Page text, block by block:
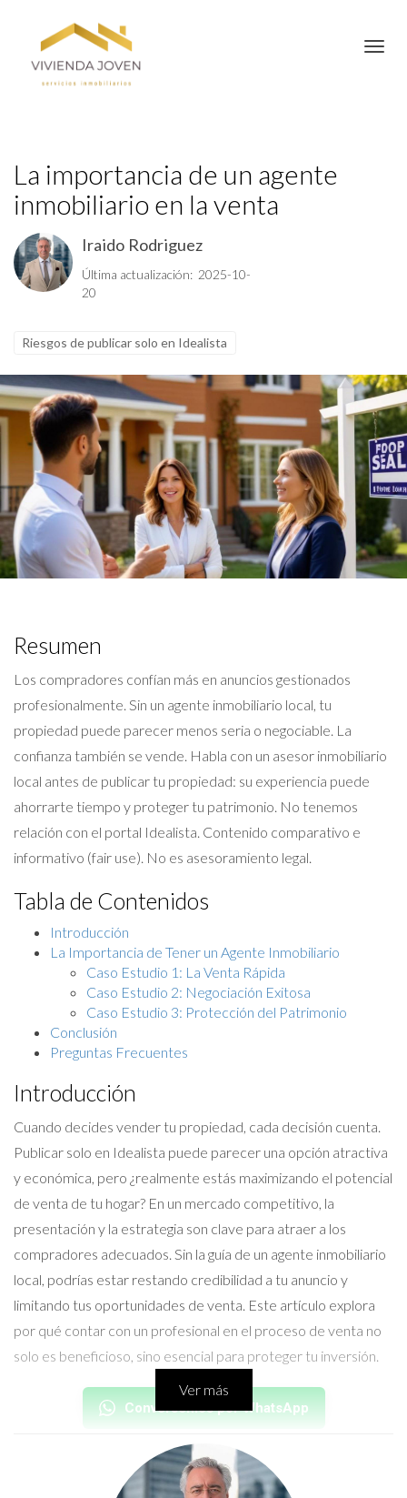
La importancia de un agente
inmobiliario en la venta
Iraido Rodriguez
Última actualización: 2025-10-
20
Riesgos de publicar solo en Idealista
Resumen
Los compradores confían más en anuncios gestionados
profesionalmente. Sin un agente inmobiliario local, tu
propiedad puede parecer menos seria o negociable. La
confianza también se vende. Habla con un asesor inmobiliario
local antes de publicar tu propiedad: su experiencia puede
ahorrarte tiempo y proteger tu patrimonio. No tenemos
relación con el portal Idealista. Contenido comparativo e
informativo (fair use). No es asesoramiento legal.
Tabla de Contenidos
Introducción
La Importancia de Tener un Agente Inmobiliario
Caso Estudio 1: La Venta Rápida
Caso Estudio 2: Negociación Exitosa
Caso Estudio 3: Protección del Patrimonio
Conclusión
Preguntas Frecuentes
Introducción
Cuando decides vender tu propiedad, cada decisión cuenta.
Publicar solo en Idealista puede parecer una opción atractiva
y económica, pero ¿realmente estás maximizando el potencial
de venta de tu hogar? En un mercado competitivo, la
presentación y la estrategia son clave para atraer a los
compradores adecuados. Sin la guía de un agente inmobiliario
local, podrías estar restando credibilidad a tu anuncio y
limitando tus oportunidades de venta. Este artículo explora
por qué contar con un profesional en el proceso de venta no
solo es beneficioso, sino esencial para proteger tu inversión.
Conversemos por WhatsApp
La Importancia de Tener un Agente
Inmobiliario
Ver más